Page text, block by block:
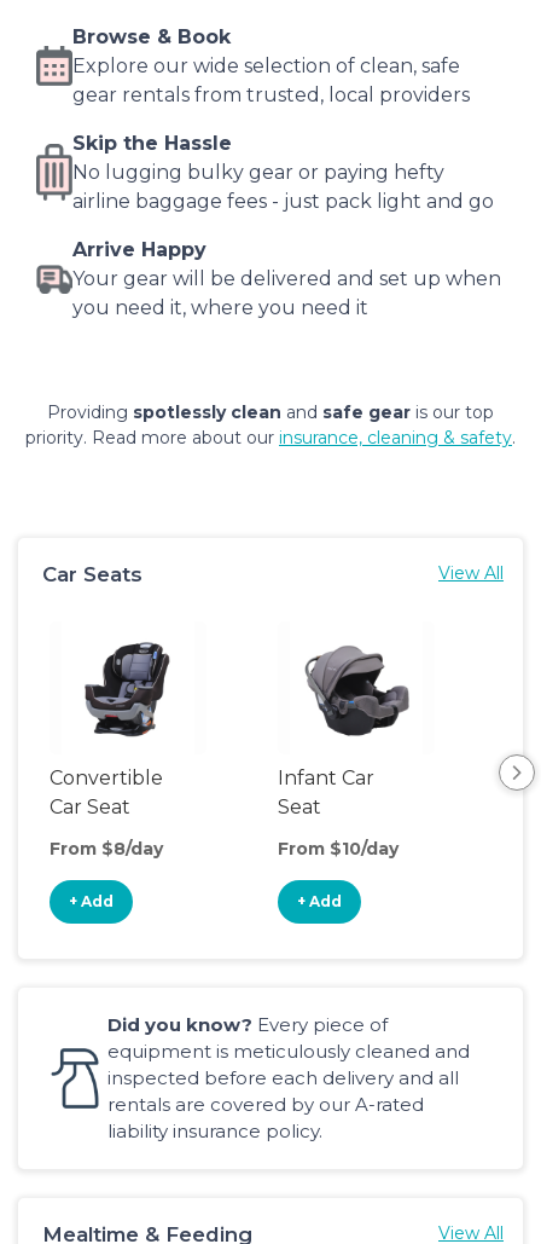
Browse & Book
Explore our wide selection of clean, safe
gear rentals from trusted, local providers
Skip the Hassle
No lugging bulky gear or paying hefty
airline baggage fees - just pack light and go
Arrive Happy
Your gear will be delivered and set up when
you need it, where you need it
Providing spotlessly clean and safe gear is our top
priority. Read more about our insurance, cleaning & safety.
Car Seats View All
Convertible
Car Seat
From $8/day
+ Add
Infant Car
Seat
From $10/day
+ Add
Did you know? Every piece of
equipment is meticulously cleaned and
inspected before each delivery and all
rentals are covered by our A-rated
liability insurance policy.
Mealtime & Feeding View All